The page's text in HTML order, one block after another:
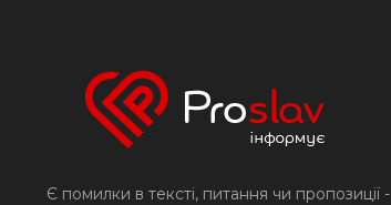
Є помилки в тексті, питання чи пропозиції -